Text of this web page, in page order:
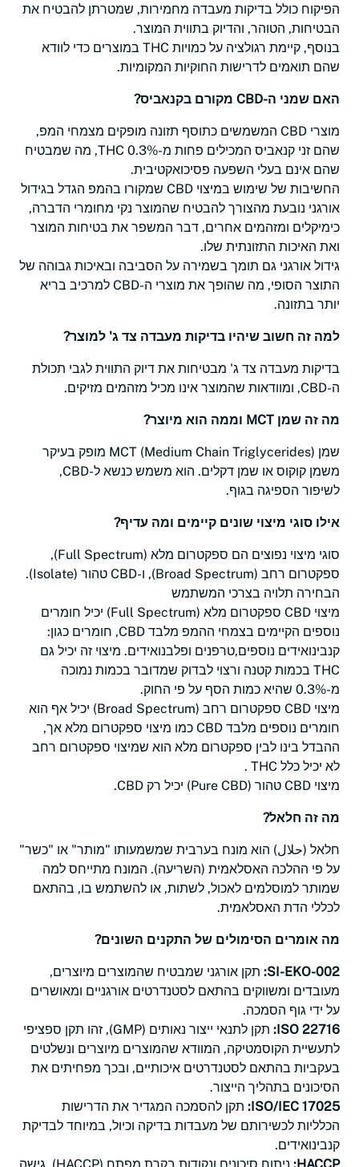
הפיקוח כולל בדיקות מעבדה מחמירות, שמטרתן להבטיח את
הבטיחות, הטוהר, והדיוק בתווית המוצר.
בנוסף, קיימת רגולציה על כמויות THC במוצרים כדי לוודא
שהם תואמים לדרישות החוקיות המקומיות.
האם שמני ה-CBD מקורם בקנאביס?
מוצרי CBD המשמשים כתוסף תזונה מופקים מצמחי המפ,
שהם זני קנאביס המכילים פחות מ-0.3% THC, מה שמבטיח
שהם אינם בעלי השפעה פסיכואקטיבית.
החשיבות של שימוש במיצוי CBD שמקורו בהמפ הגדל בגידול
אורגני נובעת מהצורך להבטיח שהמוצר נקי מחומרי הדברה,
כימיקלים ומזהמים אחרים, דבר המשפר את בטיחות המוצר
ואת האיכות התזונתית שלו.
גידול אורגני גם תומך בשמירה על הסביבה ובאיכות גבוהה של
התוצר הסופי, מה שהופך את מוצרי ה-CBD למרכיב בריא
יותר בתזונה.
למה זה חשוב שיהיו בדיקות מעבדה צד ג' למוצר?
בדיקות מעבדה צד ג' מבטיחות את דיוק התווית לגבי תכולת
ה-CBD, ומוודאות שהמוצר אינו מכיל מזהמים מזיקים.
מה זה שמן MCT וממה הוא מיוצר?
שמן MCT (Medium Chain Triglycerides) מופק בעיקר
משמן קוקוס או שמן דקלים. הוא משמש כנשא ל-CBD,
לשיפור הספיגה בגוף.
אילו סוגי מיצוי שונים קיימים ומה עדיף?
סוגי מיצוי נפוצים הם ספקטרום מלא (Full Spectrum),
ספקטרום רחב (Broad Spectrum), ו-CBD טהור (Isolate).
הבחירה תלויה בצרכי המשתמש
מיצוי CBD ספקטרום מלא (Full Spectrum) יכיל חומרים
נוספים הקיימים בצמחי ההמפ מלבד CBD, חומרים כגון:
קנבינואידים נוספים,טרפנים ופלבנואידים. מיצוי זה יכיל גם
THC בכמות קטנה ורצוי לבדוק שמדובר בכמות נמוכה
מ-0.3% שהיא כמות הסף על פי החוק.
מיצוי CBD ספקטרום רחב (Broad Spectrum) יכיל אף הוא
חומרים נוספים מלבד CBD כמו מיצוי ספקטרום מלא אך,
ההבדל בינו לבין ספקטרום מלא הוא שמיצוי ספקטרום רחב
לא יכיל כלל THC .
מיצוי CBD טהור (Pure CBD) יכיל רק CBD.
מה זה חלאל?
חלאל (حلال) הוא מונח בערבית שמשמעותו "מותר" או "כשר"
על פי ההלכה האסלאמית (השריעה). המונח מתייחס למה
שמותר למוסלמים לאכול, לשתות, או להשתמש בו, בהתאם
לכללי הדת האסלאמית.
מה אומרים הסימולים של התקנים השונים?
SI-EKO-002: תקן אורגני שמבטיח שהמוצרים מיוצרים,
מעובדים ומשווקים בהתאם לסטנדרטים אורגניים ומאושרים
על ידי גוף הסמכה.
ISO 22716:
תקן לתנאי ייצור נאותים (GMP), זהו תקן ספציפי
לתעשיית הקוסמטיקה, המוודא שהמוצרים מיוצרים ונשלטים
בעקביות בהתאם לסטנדרטים איכותיים, ובכך מפחיתים את
הסיכונים בתהליך הייצור.
ISO/IEC 17025: תקן להסמכה המגדיר את הדרישות
הכלליות לכשירותם של מעבדות בדיקה וכיול, במיוחד לבדיקת
קנבינואידים.